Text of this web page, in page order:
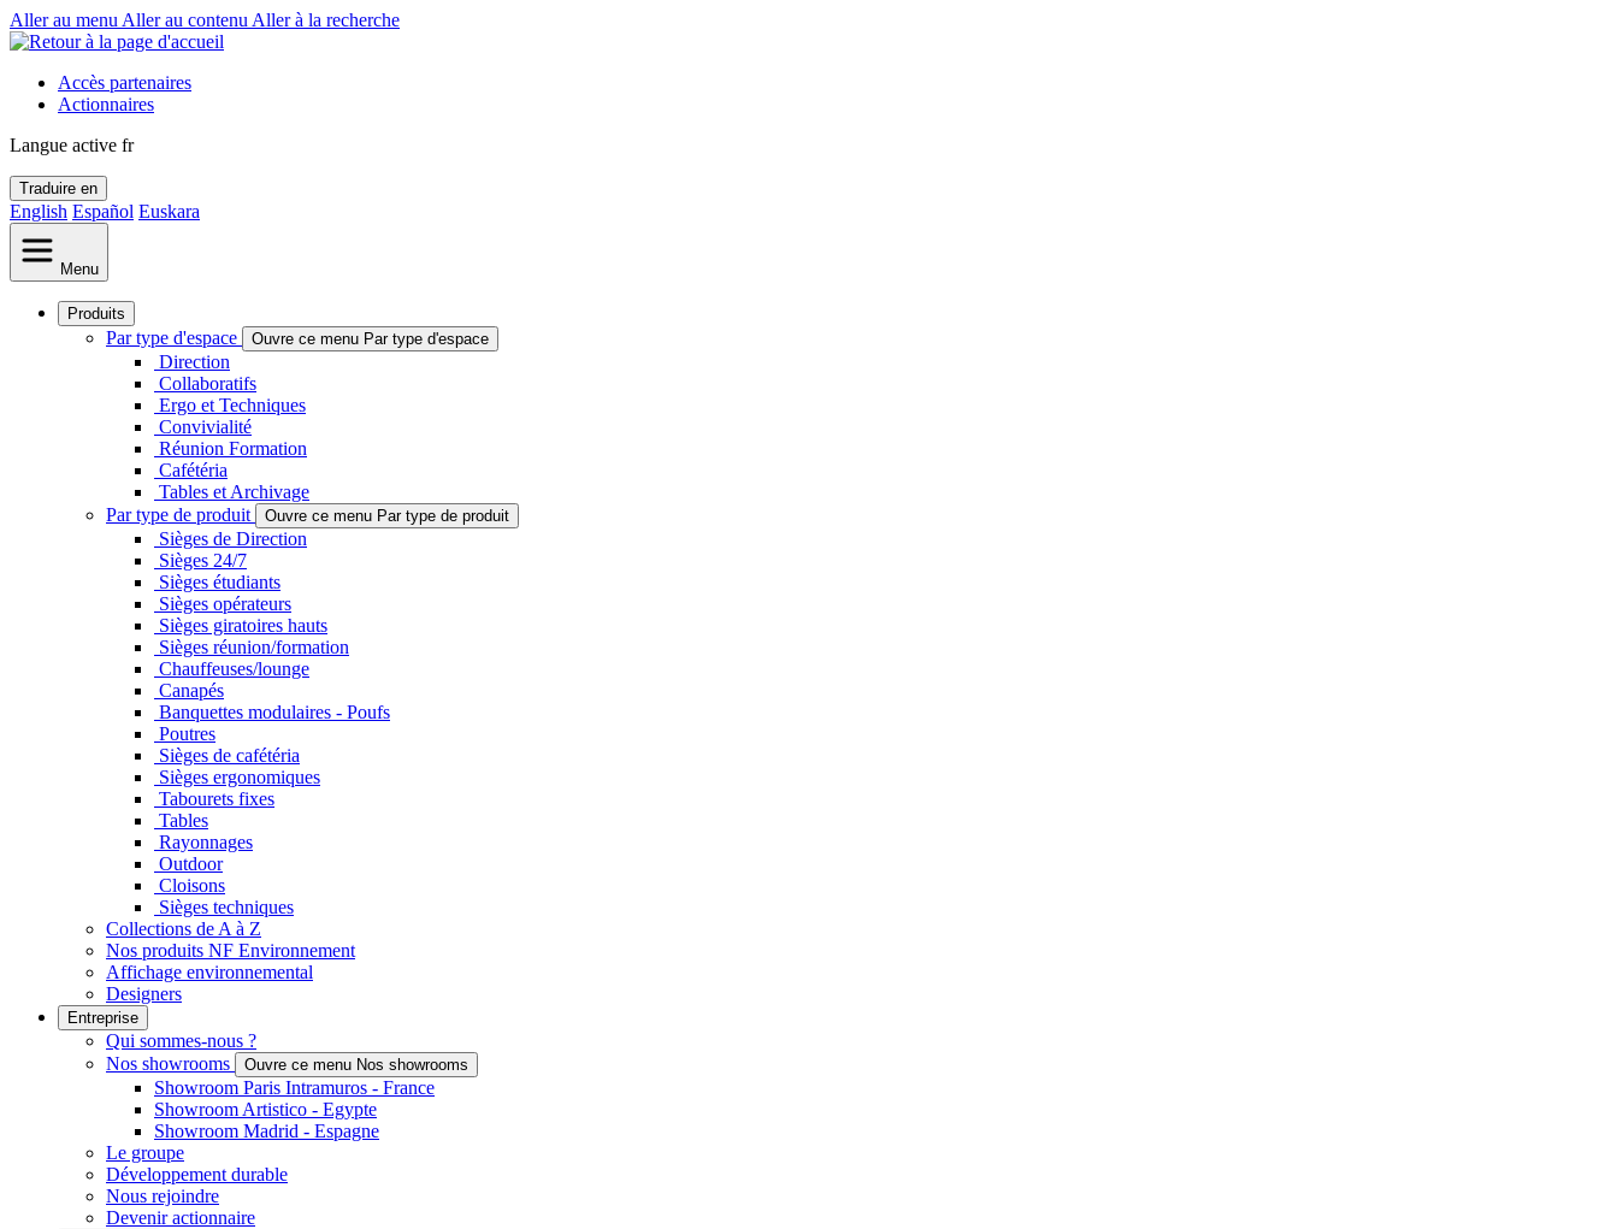
Aller au menu Aller au contenu Aller à la recherche
Accès partenaires
Actionnaires
Langue active fr
Traduire en
English Español Euskara
Menu
Produits
Par type d'espace Ouvre ce menu Par type d'espace
Direction
Collaboratifs
Ergo et Techniques
Convivialité
Réunion Formation
Cafétéria
Tables et Archivage
Par type de produit
Ouvre ce menu Par type de produit
Sièges de Direction
Sièges 24/7
Sièges étudiants
Sièges opérateurs
Sièges giratoires hauts
Sièges réunion/formation
Chauffeuses/lounge
Canapés
Banquettes modulaires - Poufs
Poutres
Sièges de cafétéria
Sièges ergonomiques
Tabourets fixes
Tables
Rayonnages
Outdoor
Cloisons
Sièges techniques
Collections de A à Z
Nos produits NF Environnement
Affichage environnemental
Designers
Entreprise
Qui sommes-nous ?
Nos showrooms
Ouvre ce menu Nos showrooms
Showroom Paris Intramuros - France
Showroom Artistico - Egypte
Showroom Madrid - Espagne
Le groupe
Développement durable
Nous rejoindre
Devenir actionnaire